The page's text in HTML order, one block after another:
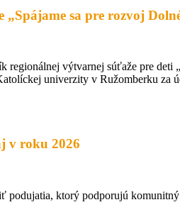
„Spájame sa pre rozvoj
regionálnej výtvarnej súťaže pre deti
univerzity v Ružomberku za
v roku 2026
podujatia, ktorý podporujú